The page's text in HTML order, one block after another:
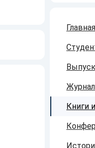
Главная
Книги